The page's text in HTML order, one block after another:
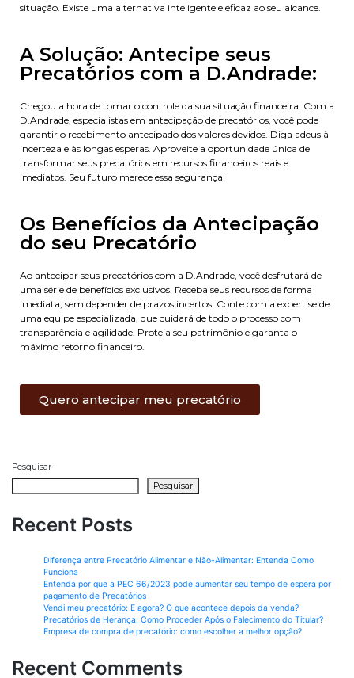
situação. Existe uma alternativa inteligente e eficaz ao seu alcance.
A Solução: Antecipe seus
Precatórios com a D.Andrade:
Chegou a hora de tomar o controle da sua situação financeira. Com a
D.Andrade, especialistas em antecipação de precatórios, você pode
garantir o recebimento antecipado dos valores devidos. Diga adeus à
incerteza e às longas esperas. Aproveite a oportunidade única de
transformar seus precatórios em recursos financeiros reais e
imediatos. Seu futuro merece essa segurança!
Os Benefícios da Antecipação
do seu Precatório
Ao antecipar seus precatórios com a D.Andrade, você desfrutará de
uma série de benefícios exclusivos. Receba seus recursos de forma
imediata, sem depender de prazos incertos. Conte com a expertise de
uma equipe especializada, que cuidará de todo o processo com
transparência e agilidade. Proteja seu patrimônio e garanta o
máximo retorno financeiro.
Quero antecipar meu precatório
Pesquisar
Pesquisar
Recent Posts
Diferença entre Precatório Alimentar e Não-Alimentar: Entenda Como
Funciona
Entenda por que a PEC 66/2023 pode aumentar seu tempo de espera por
pagamento de Precatórios
Vendi meu precatório: E agora? O que acontece depois da venda?
Precatórios de Herança: Como Proceder Após o Falecimento do Titular?
Empresa de compra de precatório: como escolher a melhor opção?
Recent Comments